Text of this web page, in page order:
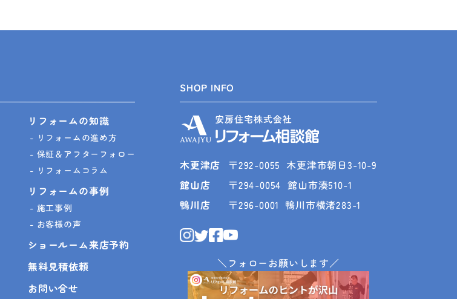
リフォームの知識
リフォームの進め方
保証＆アフターフォロー
リフォームコラム
リフォームの事例
施工事例
お客様の声
ショールーム来店予約
無料見積依頼
お問い合せ
SHOP INFO
木更津店 〒292-0055 木更津市朝日3-10-9
館山店 〒294-0054 館山市湊510-1
鴨川店 〒296-0001 鴨川市横渚283-1
＼フォローお願いします／